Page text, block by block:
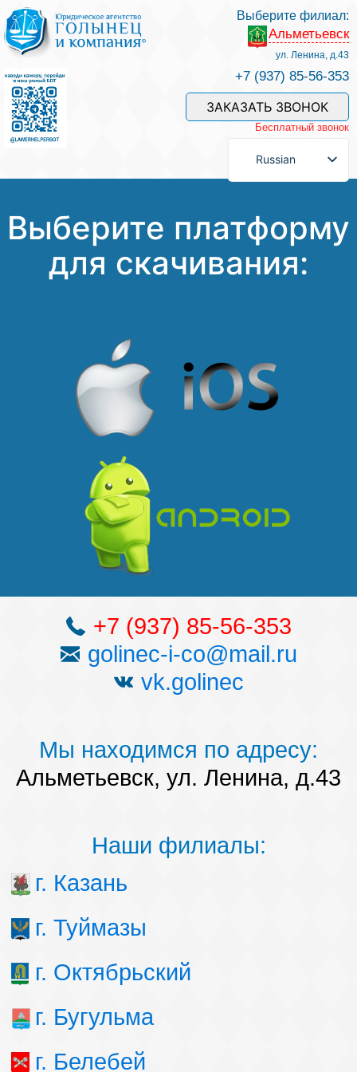
Услуги и наши специалисты
Оплата услуг
Задать вопрос
Отзывы
Наши победы
Видео о нас
Выберите филиал:
Альметьевск
ул. Ленина, д.43
+7 (937) 85-56-353
ЗАКАЗАТЬ ЗВОНОК
Бесплатный звонок
Russian
Выберите платформу
для скачивания:
+7 (937) 85-56-353
golinec-i-co@mail.ru
vk.golinec
Мы находимся по адресу:
Альметьевск, ул. Ленина, д.43
Наши филиалы:
г. Казань
г. Туймазы
г. Октябрьский
г. Бугульма
г. Белебей